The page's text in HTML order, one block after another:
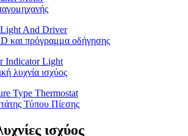
και πρόγραμμα οδήγησης
λυχνία ισχύος
Τύπου Πίεσης
ισχύος